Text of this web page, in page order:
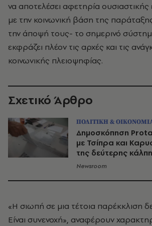
να αποτελέσει αφετηρία
με την κοινωνική βάση της
την άποψή τους- το σημερινό
εκφράζει πλέον τις αρχές και τις
κοινωνικής πλειοψηφίας.
Σχετικό Άρθρο
ΠΟΛΙΤΙΚΗ &
Δημοσκόπηση
με Τσίπρα και
της δεύτερης
Newsroom
«Η σιωπή σε μια τέτοια παρέκκλιση
Είναι συνενοχή», αναφέρουν